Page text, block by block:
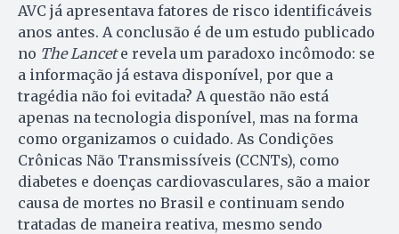
AVC já apresentava fatores de risco identificáveis
anos antes. A conclusão é de um estudo publicado
no The Lancete revela um paradoxo incômodo: se
a informação já estava disponível, por que a
tragédia não foi evitada? A questão não está
apenas na tecnologia disponível, mas na forma
como organizamos o cuidado. As Condições
Crônicas Não Transmissíveis (CCNTs), como
diabetes e doenças cardiovasculares, são a maior
causa de mortes no Brasil e continuam sendo
tratadas de maneira reativa, mesmo sendo